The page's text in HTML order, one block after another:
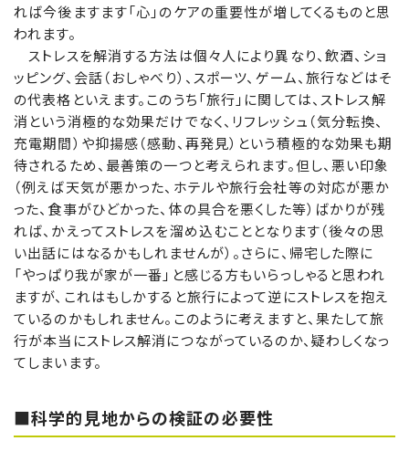
れば今後ますます「心」のケアの重要性が増してくるものと思
われます。
ストレスを解消する方法は個々人により異なり、飲酒、ショ
ッピング、会話（おしゃべり）、スポーツ、ゲーム、旅行などはそ
の代表格といえます。このうち「旅行」に関しては、ストレス解
消という消極的な効果だけでなく、リフレッシュ（気分転換、
充電期間）や抑揚感（感動、再発見）という積極的な効果も期
待されるため、最善策の一つと考えられます。但し、悪い印象
（例えば天気が悪かった、ホテルや旅行会社等の対応が悪か
った、食事がひどかった、体の具合を悪くした等）ばかりが残
れば、かえってストレスを溜め込むこととなります（後々の思
い出話にはなるかもしれませんが）。さらに、帰宅した際に
「やっぱり我が家が一番」と感じる方もいらっしゃると思われ
ますが、これはもしかすると旅行によって逆にストレスを抱え
ているのかもしれません。このように考えますと、果たして旅
行が本当にストレス解消につながっているのか、疑わしくなっ
てしまいます。
■科学的見地からの検証の必要性